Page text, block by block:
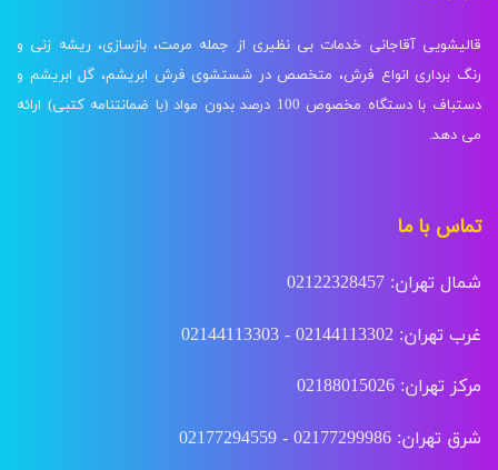
قالیشویی آقاجانی خدمات بی نظیری از جمله مرمت، بازسازی، ریشه زنی و
رنگ برداری انواع فرش، متخصص در شستشوی فرش ابریشم، گل ابریشم و
دستباف با دستگاه مخصوص 100 درصد بدون مواد (با ضمانتنامه کتبی) ارائه
می دهد.
تماس با ما
شمال تهران: 02122328457
غرب تهران: 02144113302 - 02144113303
مرکز تهران: 02188015026
شرق تهران: 02177299986 - 02177294559